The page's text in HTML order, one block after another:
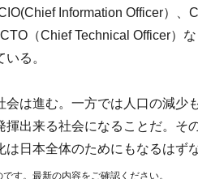
Information Officer）
（Chief Technical Officer）
る。
会は進む。一方では人口の減少
揮出来る社会になることだ。そ
日本全体のためにもなるはずな
す。最新の内容をご確認ください。